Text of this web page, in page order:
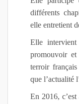
différents
elle entretient
Elle intervient
promouvoir et
terroir
que l’actualité
En 2016,